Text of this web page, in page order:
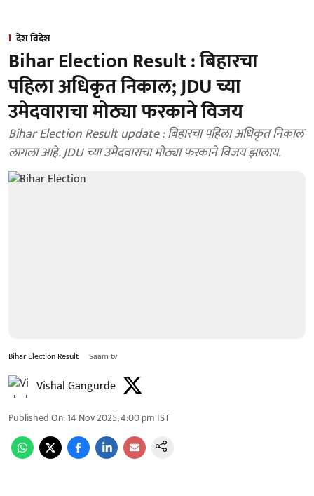
देश विदेश
Bihar Election Result : बिहारचा
पहिला अधिकृत निकाल; JDU च्या
उमेदवाराचा मोठ्या फरकाने विजय
Bihar Election Result update : बिहारचा पहिला अधिकृत निकाल
लागला आहे. JDU च्या उमेदवाराचा मोठ्या फरकाने विजय झालाय.
Bihar Election Result Saam tv
Vishal Gangurde
Published On:14 Nov 2025, 4:00 pm IST